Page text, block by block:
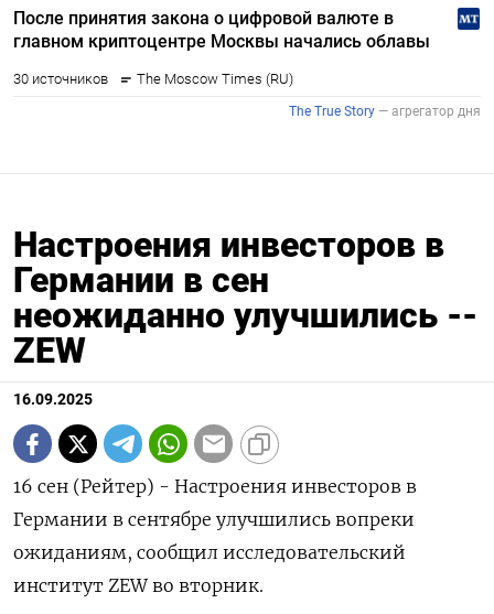
Настроения инвесторов в
Германии в сен
неожиданно улучшились --
ZEW
16.09.2025
16 сен (Рейтер) - Настроения инвесторов в
Германии в сентябре улучшились вопреки
ожиданиям, сообщил исследовательский
институт ZEW во вторник.